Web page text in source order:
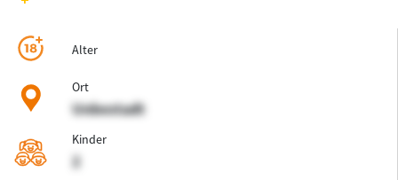
Alter
Ort
Unbestadt
Kinder
2